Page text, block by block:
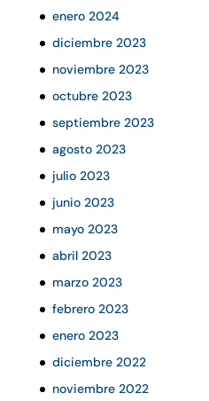
enero 2024
diciembre 2023
noviembre 2023
octubre 2023
septiembre 2023
agosto 2023
julio 2023
junio 2023
mayo 2023
abril 2023
marzo 2023
febrero 2023
enero 2023
diciembre 2022
noviembre 2022